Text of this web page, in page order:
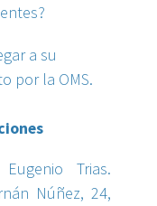
a su
por la OMS.
Trias.
Núñez, 24,